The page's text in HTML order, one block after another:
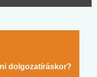
dolgozatíráskor?